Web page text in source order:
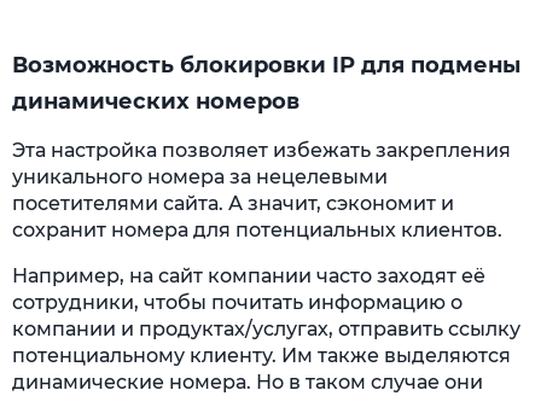
Возможность блокировки IP для подмены
динамических номеров
Эта настройка позволяет избежать закрепления
уникального номера за нецелевыми
посетителями сайта. А значит, сэкономит и
сохранит номера для потенциальных клиентов.
Например, на сайт компании часто заходят её
сотрудники, чтобы почитать информацию о
компании и продуктах/услугах, отправить ссылку
потенциальному клиенту. Им также выделяются
динамические номера. Но в таком случае они